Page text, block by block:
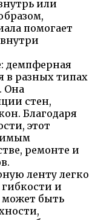
или
помогает
демпферная
в разных типах
Она
стен,
Благодаря
этот
ремонте и
ленту легко
гибкости и
может быть